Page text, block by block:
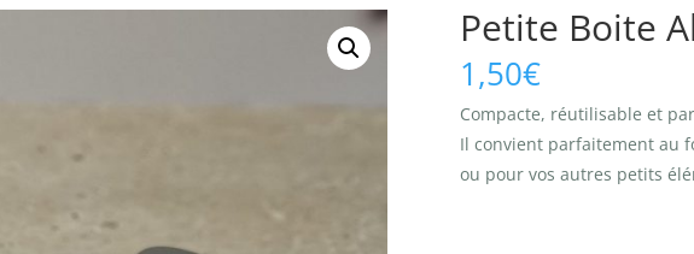
Petite Boite
1,50€
Compacte, réutilisable et
Il convient parfaitement au
ou pour vos autres petits